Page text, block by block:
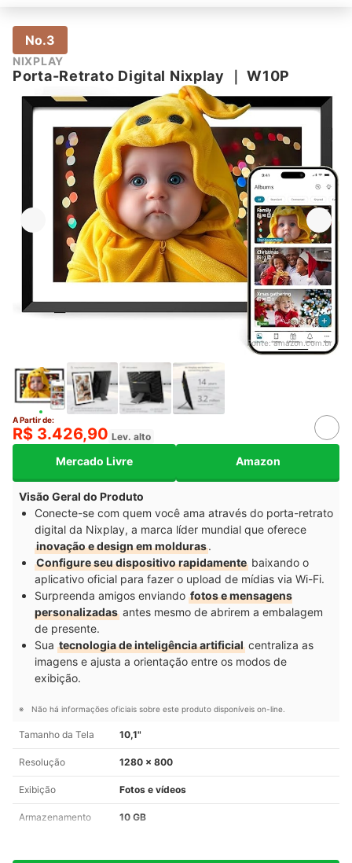
No.3
NIXPLAY
Porta-Retrato Digital Nixplay ｜‎W10P
Fonte:amazon.com.br
A Partir de:
R$ 3.426,90 Lev. alto
Mercado Livre Amazon
Visão Geral do Produto
Conecte-se com quem você ama através do porta-retrato
digital da Nixplay, a marca líder mundial que oferece
inovação e design em molduras.
Configure seu dispositivo rapidamente baixando o
aplicativo oficial para fazer o upload de mídias via Wi-Fi.
Surpreenda amigos enviando fotos e mensagens
personalizadas antes mesmo de abrirem a embalagem
de presente.
Sua tecnologia de inteligência artificial centraliza as
imagens e ajusta a orientação entre os modos de
exibição.
Não há informações oficiais sobre este produto disponíveis on-line.
Tamanho da Tela 10,1"
Resolução 1280 x 800
Exibição Fotos e vídeos
Armazenamento 10 GB